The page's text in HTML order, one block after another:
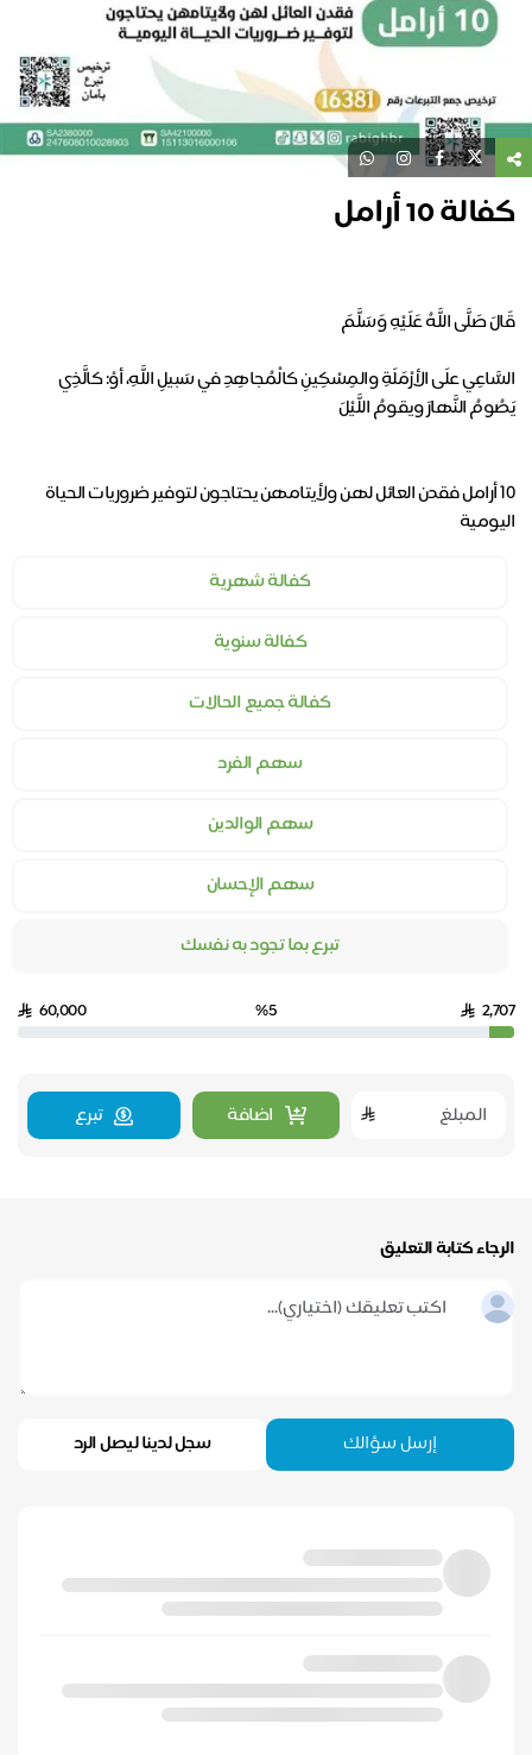
كفالة 10 أرامل
‎السَّاعِي علَى الأرْمَلَةِ والمِسْكِينِ كالْمُجاهِدِ في سَبيلِ اللَّهِ، أوْ: كالَّذِي
١٠ أرامل فقدن العائل لهن ولأيتامهن يحتاجون لتوفير ضروريات الحياة
اليومية
كفالة شهرية
كفالة سنوية
كفالة جميع الحالات
سهم الفرد
سهم الوالدين
سهم الإحسان
تبرع بما تجود به نفسك
2,707
%5
60,000
اضافة تبرع
الرجاء كتابة التعليق
إرسل سؤالك سجل لدينا ليصل الرد